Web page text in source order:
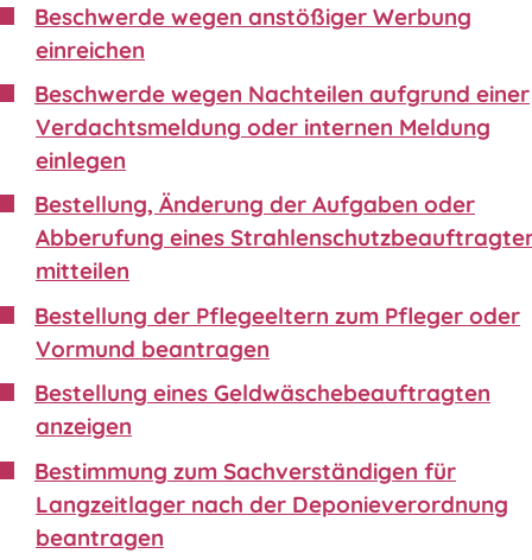
Beschwerde wegen anstößiger Werbung
einreichen
Beschwerde wegen Nachteilen aufgrund einer
Verdachtsmeldung oder internen Meldung
einlegen
Bestellung, Änderung der Aufgaben oder
Abberufung eines
mitteilen
Bestellung der Pflegeeltern zum Pfleger oder
Vormund beantragen
Bestellung eines Geldwäschebeauftragten
anzeigen
Bestimmung zum Sachverständigen für
Langzeitlager nach der Deponieverordnung
beantragen